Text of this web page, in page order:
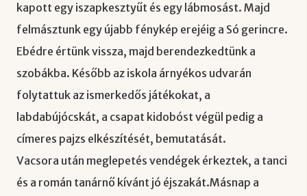
kapott egy iszapkesztyűt és egy lábmosást. Majd
felmásztunk egy újabb fénykép erejéig a Só gerincre.
Ebédre értünk vissza, majd berendezkedtünk a
szobákba. Később az iskola árnyékos udvarán
folytattuk az ismerkedős játékokat, a
labdabújócskát, a csapat kidobóst végül pedig a
címeres pajzs elkészítését, bemutatását.
Vacsora után meglepetés vendégek érkeztek, a tanci
és a román tanárnő kívánt jó éjszakát.Másnap a